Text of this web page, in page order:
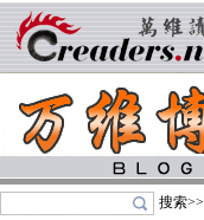
搜索>>